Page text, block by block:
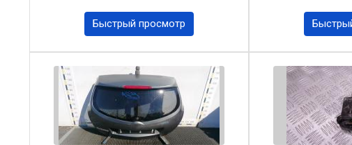
Быстрый просмотр